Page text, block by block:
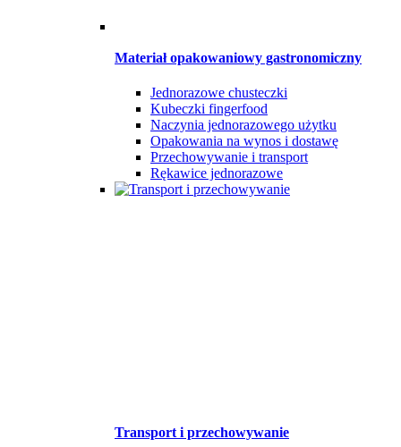
Materiał opakowaniowy gastronomiczny
Jednorazowe chusteczki
Kubeczki fingerfood
Naczynia jednorazowego użytku
Opakowania na wynos i dostawę
Przechowywanie i transport
Rękawice jednorazowe
Transport i przechowywanie